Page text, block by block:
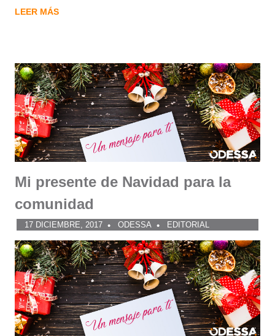
LEER MÁS
Mi presente de Navidad para la
comunidad
17 DICIEMBRE, 2017 ODESSA EDITORIAL